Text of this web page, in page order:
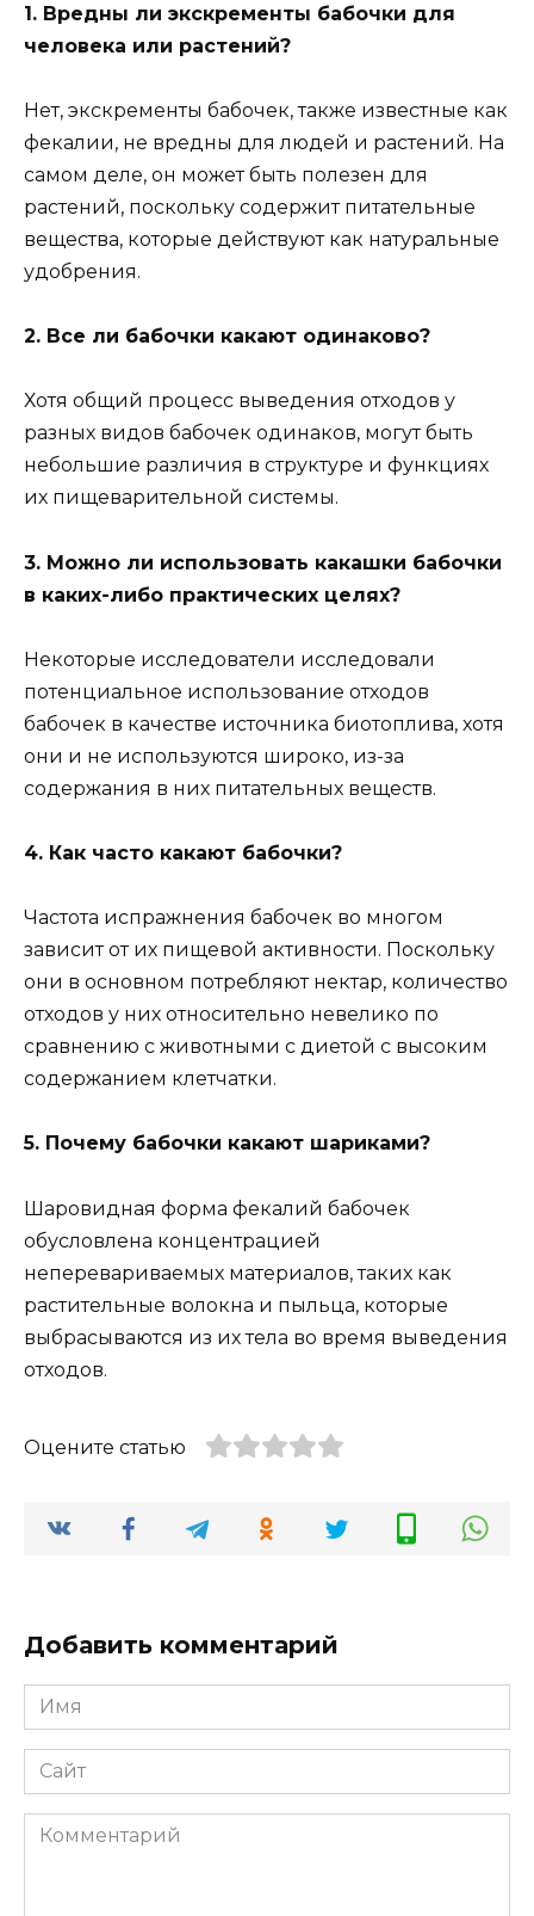
1. Вредны ли экскременты бабочки для
человека или растений?
Нет, экскременты бабочек, также известные как
фекалии, не вредны для людей и растений. На
самом деле, он может быть полезен для
растений, поскольку содержит питательные
вещества, которые действуют как натуральные
удобрения.
2. Все ли бабочки какают одинаково?
Хотя общий процесс выведения отходов у
разных видов бабочек одинаков, могут быть
небольшие различия в структуре и функциях
их пищеварительной системы.
3. Можно ли использовать какашки бабочки
в каких-либо практических целях?
Некоторые исследователи исследовали
потенциальное использование отходов
бабочек в качестве источника биотоплива, хотя
они и не используются широко, из-за
содержания в них питательных веществ.
4. Как часто какают бабочки?
Частота испражнения бабочек во многом
зависит от их пищевой активности. Поскольку
они в основном потребляют нектар, количество
отходов у них относительно невелико по
сравнению с животными с диетой с высоким
содержанием клетчатки.
5. Почему бабочки какают шариками?
Шаровидная форма фекалий бабочек
обусловлена ​​концентрацией
неперевариваемых материалов, таких как
растительные волокна и пыльца, которые
выбрасываются из их тела во время выведения
отходов.
Оцените статью
Добавить комментарий
Имя
*
Сайт
Комментарий